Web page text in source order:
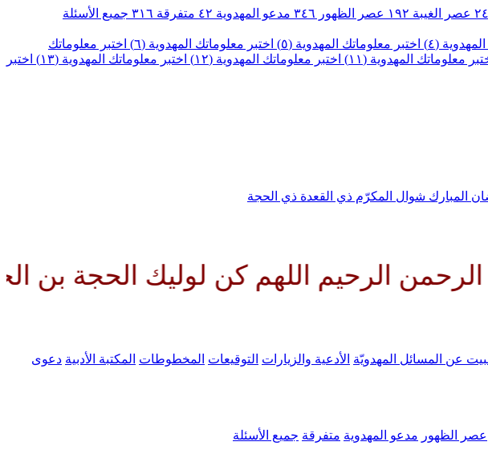
عصر الغيبة ١٩٢ عصر الظهور ٣٤٦ مدعو المهدوية ٤٢ متفرقة ٣١٦ جميع الأسئلة
(٤) اختبر معلوماتك المهدوية (٥) اختبر معلوماتك المهدوية (٦)
اختبر معلوماتك
معلوماتك المهدوية (١١) اختبر معلوماتك المهدوية (١٢) اختبر معلوماتك المهدوية (١٣)
اختبر
المبارك شوال المكرّم ذي القعدة ذي الحجة
الرحيم اللهم كن لوليك الحجة بن الحسن
عن المسائل المهدويّة الأدعية والزيارات التوقيعات المخطوطات المكتبة الأدبية دعوى
عصر الظهور مدعو المهدوية متفرقة جميع الأسئلة